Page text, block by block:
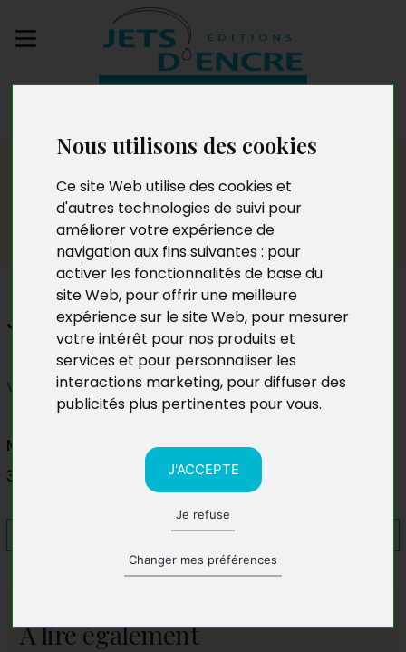
Nous utilisons des cookies
Ce site Web utilise des cookies et
d'autres technologies de suivi pour
améliorer votre expérience de
navigation aux fins suivantes : pour
activer les fonctionnalités de base du
site Web, pour offrir une meilleure
expérience sur le site Web, pour mesurer
votre intérêt pour nos produits et
services et pour personnaliser les
interactions marketing, pour diffuser des
publicités plus pertinentes pour vous.
J'ACCEPTE
Je refuse
Changer mes préférences
Dédicaces
Jean-Marie Polet
vendredi 18 septembre 2015 – 17h à 20h
Maison des Arts
30650 Rochefort-du-Gard
A lire également